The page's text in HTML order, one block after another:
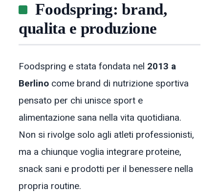
Foodspring: brand,
qualita e produzione
Foodspring e stata fondata nel 2013 a
Berlino come brand di nutrizione sportiva
pensato per chi unisce sport e
alimentazione sana nella vita quotidiana.
Non si rivolge solo agli atleti professionisti,
ma a chiunque voglia integrare proteine,
snack sani e prodotti per il benessere nella
propria routine.